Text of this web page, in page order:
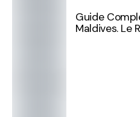
Guide
Maldives. Le